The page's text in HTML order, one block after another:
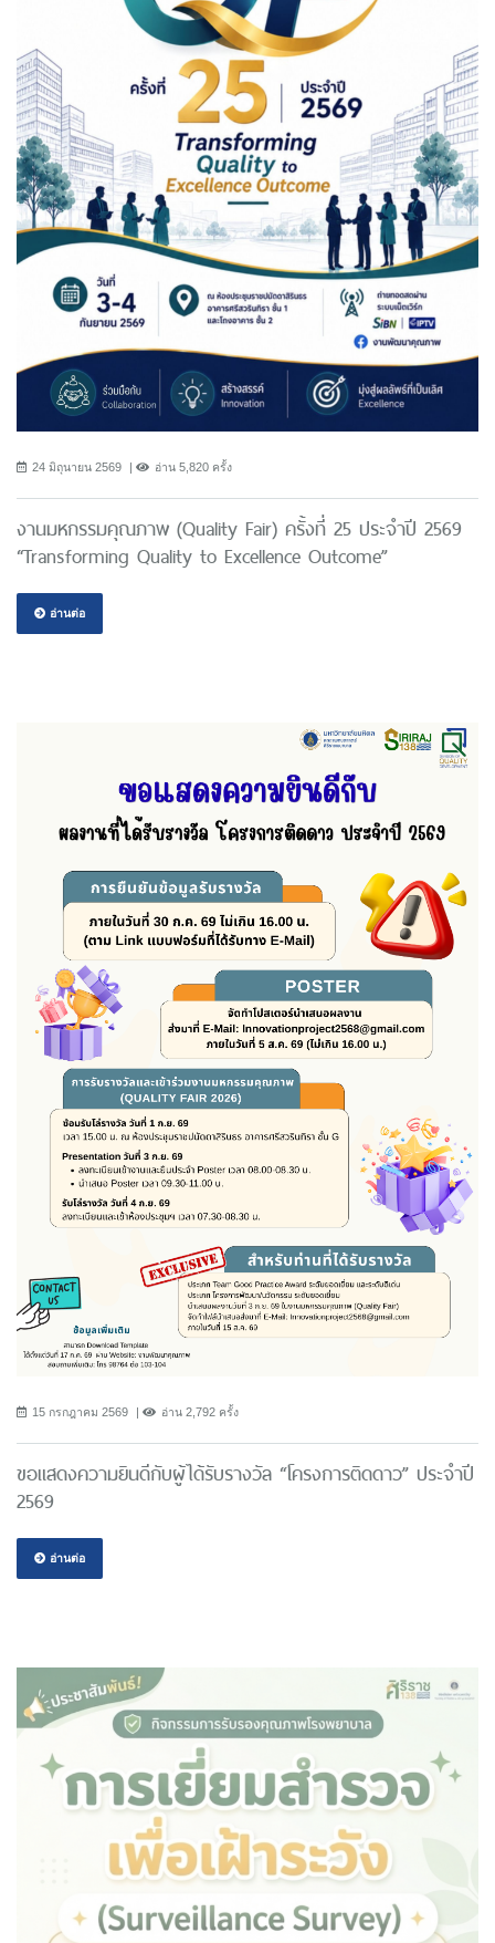
24 มิถุนายน 2569 อ่าน 5,820 ครั้ง
งานมหกรรมคุณภาพ (Quality Fair) ครั้งที่ 25 ประจำปี 2569
“Transforming Quality to Excellence Outcome”
อ่านต่อ
15 กรกฎาคม 2569 อ่าน 2,792 ครั้ง
ขอแสดงความยินดีกับผู้ได้รับรางวัล “โครงการติดดาว” ประจำปี
2569
อ่านต่อ